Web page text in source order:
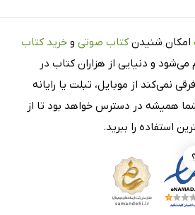
امکان شنیدن کتاب صوتی و خرید کتاب
می‌شود و دنیایی از هزاران کتاب در
نمی‌کند از موبایل، تبلت یا رایانه
شما همیشه در دسترس خواهد بود تا از
استفاده را ببرید.